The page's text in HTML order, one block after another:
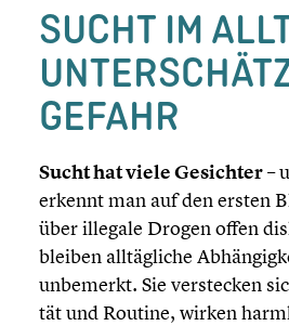
SUCHT IM
GEFAHR
Sucht hat viele Gesichter–
erkennt man auf den ersten
über illegale Drogen offen
bleiben alltäg­li­che
unbemerkt. Sie verste­cken
tät und Routine, wirken